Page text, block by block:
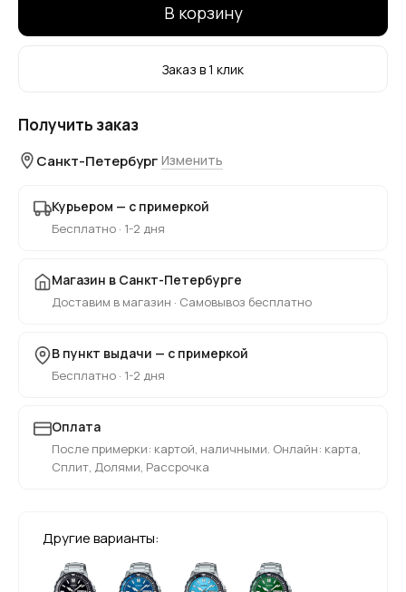
В корзину
Заказ в 1 клик
Получить заказ
Санкт-Петербург Изменить
Курьером — с примеркой
Бесплатно · 1-2 дня
Магазин в Санкт-Петербурге
Доставим в магазин · Самовывоз бесплатно
В пункт выдачи — с примеркой
Бесплатно · 1-2 дня
Оплата
После примерки: картой, наличными. Онлайн: карта,
Сплит, Долями, Рассрочка
Другие варианты: